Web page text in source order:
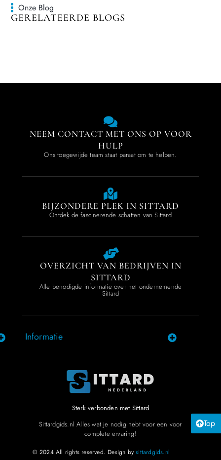
Top
Onze Blog
GERELATEERDE BLOGS
NEEM CONTACT MET ONS OP VOOR
HULP
Ons toegewijde team staat paraat om te helpen.
BIJZONDERE PLEK IN SITTARD
Ontdek de fascinerende schatten van Sittard
OVERZICHT VAN BEDRIJVEN IN
SITTARD
Alle benodigde informatie over het ondernemende
Sittard
Informatie
Sterk verbonden met Sittard
Sittardgids.nl Alles wat je nodig hebt voor een voor
complete ervaring!
© 2024 All rights reserved. Design bysittardgids.nl